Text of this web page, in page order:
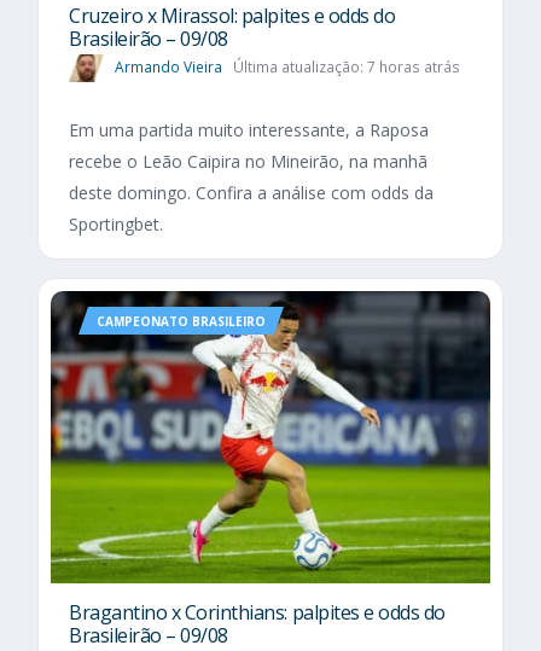
Cruzeiro x Mirassol: palpites e odds do
Brasileirão – 09/08
Armando Vieira Última atualização: 7 horas atrás
Em uma partida muito interessante, a Raposa
recebe o Leão Caipira no Mineirão, na manhã
deste domingo. Confira a análise com odds da
Sportingbet.
CAMPEONATO BRASILEIRO
Bragantino x Corinthians: palpites e odds do
Brasileirão – 09/08